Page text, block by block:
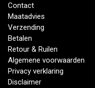
Contact
Maatadvies
Verzending
Betalen
Retour & Ruilen
Algemene voorwaarden
Privacy verklaring
Disclaimer